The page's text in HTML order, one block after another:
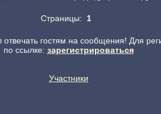
Страницы: 1
отвечать гостям на сообщения! Для
по ссылке: зарегистрироваться
Участники